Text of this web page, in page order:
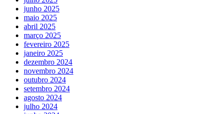
junho 2025
maio 2025
abril 2025
março 2025
fevereiro 2025
janeiro 2025
dezembro 2024
novembro 2024
outubro 2024
setembro 2024
agosto 2024
julho 2024